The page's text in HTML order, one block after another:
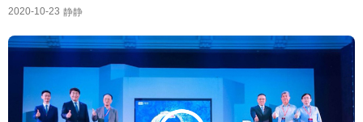
2020-10-23 静静